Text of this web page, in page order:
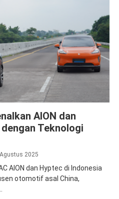
AION dan
Teknologi
2025
AION dan Hyptec di Indonesia
otomotif asal China,